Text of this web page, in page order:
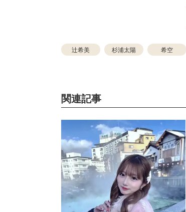
辻希美 杉浦太陽 希空
関連記事